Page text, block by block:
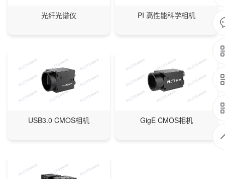
光纤光谱仪 PI 高性能科学相机
USB3.0 CMOS相机 GigE CMOS相机